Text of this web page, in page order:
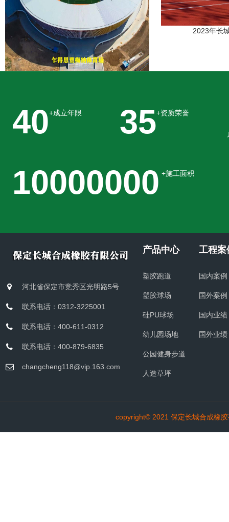
2023年长
40+成立年限 35+资质荣誉
10000000 +施工面积
河北省保定市竞秀区光明路5号
联系电话：0312-3225001
联系电话：400-611-0312
联系电话：400-879-6835
changcheng118@vip.163.com
产品中心
塑胶跑道
塑胶球场
硅PU球场
幼儿园场地
公园健身步道
人造草坪
工程案
国内案例
国外案例
国内业绩
国外业绩
copyright© 2021 保定长城合成橡